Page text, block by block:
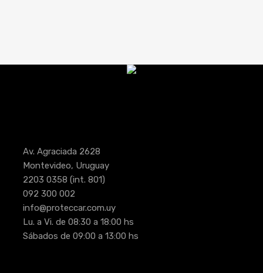
Av. Agraciada 2628
Montevideo, Uruguay
2203 0358 (int. 801)
092 300 002
info@proteccar.com.uy
Lu. a Vi. de 08:30 a 18:00 hs
Sábados de 09:00 a 13:00 hs